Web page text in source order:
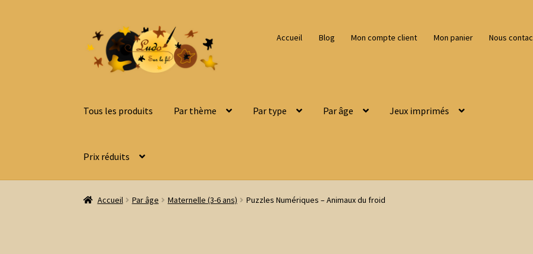
Aller
à
navigation
Aller
au
contenu
Accueil Blog Mon compte client Mon panier Nous
Tous les produits Par thème Par type Par âge Jeux imprimés
Prix réduits
Accueil Par âge Maternelle (3-6 ans) Puzzles Numériques – Animaux du froid